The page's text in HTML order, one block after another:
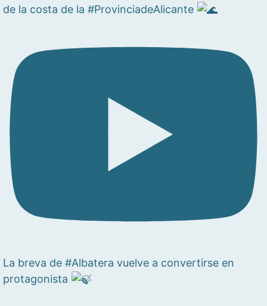
de la costa de la #ProvinciadeAlicante
La breva de #Albatera vuelve a convertirse en
protagonista